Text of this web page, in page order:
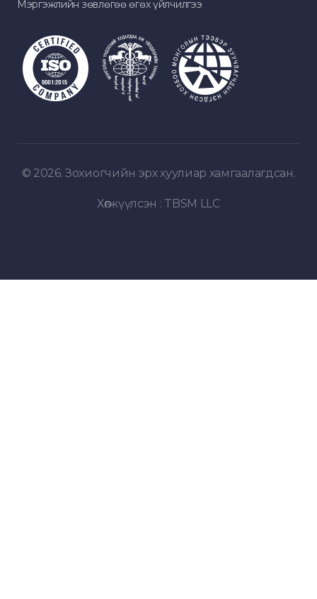
Мэргэжлийн зөвлөгөө өгөх үйлчилгээ
© 2026. Зохиогчийн эрх хуулиар хамгаалагдсан.
Хөгжүүлсэн : TBSM LLC